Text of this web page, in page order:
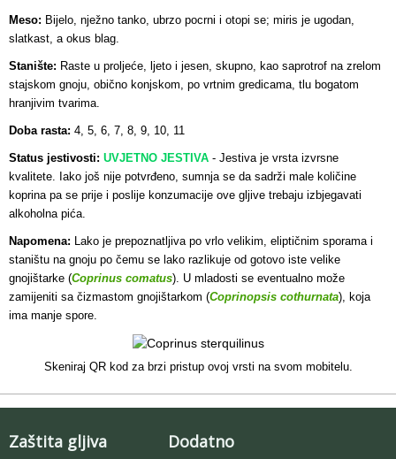
Meso: Bijelo, nježno tanko, ubrzo pocrni i otopi se; miris je ugodan,
slatkast, a okus blag.
Stanište: Raste u proljeće, ljeto i jesen, skupno, kao saprotrof na zrelom
stajskom gnoju, obično konjskom, po vrtnim gredicama, tlu bogatom
hranjivim tvarima.
Doba rasta: 4, 5, 6, 7, 8, 9, 10, 11
Status jestivosti: UVJETNO JESTIVA - Jestiva je vrsta izvrsne
kvalitete. Iako još nije potvrđeno, sumnja se da sadrži male količine
koprina pa se prije i poslije konzumacije ove gljive trebaju izbjegavati
alkoholna pića.
Napomena: Lako je prepoznatljiva po vrlo velikim, eliptičnim sporama i
staništu na gnoju po čemu se lako razlikuje od gotovo iste velike
gnojištarke (Coprinus comatus). U mladosti se eventualno može
zamijeniti sa čizmastom gnojištarkom (Coprinopsis cothurnata), koja
ima manje spore.
Skeniraj QR kod za brzi pristup ovoj vrsti na svom mobitelu.
Zaštita gljiva Dodatno